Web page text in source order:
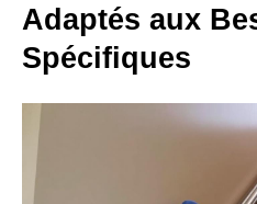
Adaptés aux
Spécifiques